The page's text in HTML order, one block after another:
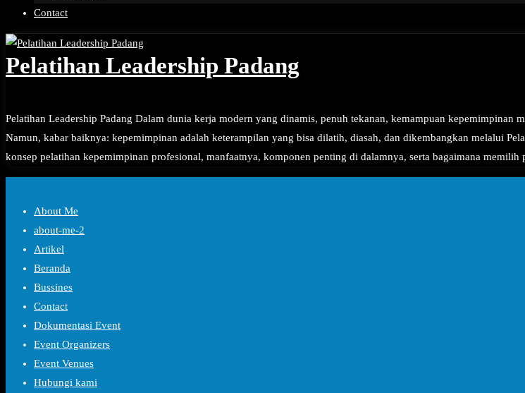
Contact
Pelatihan Leadership Padang
Pelatihan Leadership Padang Dalam dunia kerja modern yang dinamis, penuh tekanan, kemampuan kepemimpinan
Namun, kabar baiknya: kepemimpinan adalah keterampilan yang bisa dilatih, diasah, dan dikembangkan melalui
konsep pelatihan kepemimpinan profesional, manfaatnya, komponen penting di dalamnya, serta bagaimana
About Me
about-me-2
Artikel
Beranda
Bussines
Contact
Dokumentasi Event
Event Organizers
Event Venues
Hubungi kami